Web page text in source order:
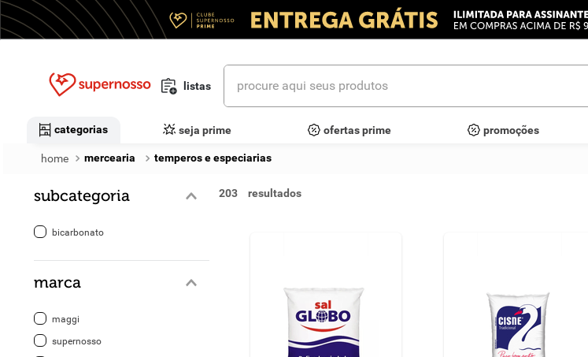
listas
procure aqui seus produtos
categorias seja prime ofertas prime promoções
mercearia temperos e especiarias
subcategoria
bicarbonato
marca
maggi
supernosso
203
termos mais buscados